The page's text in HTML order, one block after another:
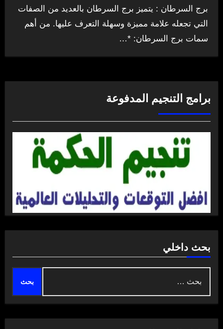
برج السرطان : يتميز برج السرطان بالعديد من الصفات
التي تجعله علامة مميزة وسهلة التعرف عليها. من أهم
سمات برج السرطان: *…
برامج التنجيم المدفوعة
بحث داخلي
عن: